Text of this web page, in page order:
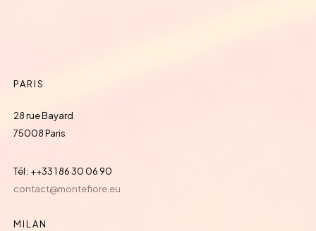
PARIS
28 rue Bayard
75008 Paris
Tél : ++33 1 86 30 06 90
contact@montefiore.eu
MILAN